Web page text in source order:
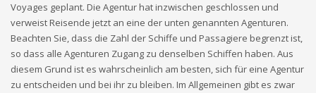
Voyages geplant. Die Agentur hat inzwischen geschlossen und
verweist Reisende jetzt an eine der unten genannten Agenturen.
Beachten Sie, dass die Zahl der Schiffe und Passagiere begrenzt ist,
so dass alle Agenturen Zugang zu denselben Schiffen haben. Aus
diesem Grund ist es wahrscheinlich am besten, sich für eine Agentur
zu entscheiden und bei ihr zu bleiben. Im Allgemeinen gibt es zwar